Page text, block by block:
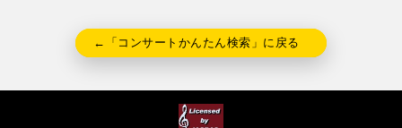
←「コンサートかんたん検索」に戻る